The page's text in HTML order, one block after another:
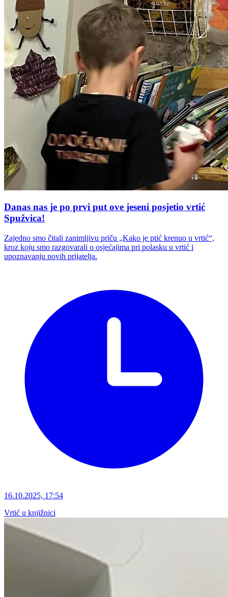
Danas nas je po prvi put ove jeseni posjetio vrtić
Spužvica!
Zajedno smo čitali zanimljivu priču „Kako je ptić krenuo u vrtić“,
kroz koju smo razgovarali o osjećajima pri polasku u vrtić i
upoznavanju novih prijatelja.
16.10.2025, 17:54
Vrtić u knjižnici